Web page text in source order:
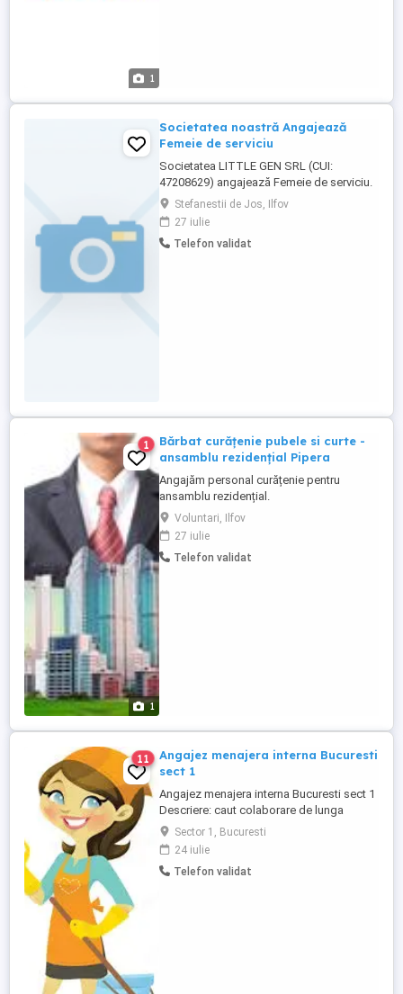
1
Societatea noastră Angajează
Femeie de serviciu
Societatea LITTLE GEN SRL (CUI:
47208629) angajează Femeie de serviciu.
Relații la numărul de telefon din anunț.
Stefanestii de Jos, Ilfov
27 iulie
Telefon validat
1
1
Bărbat curățenie pubele si curte -
ansamblu rezidențial Pipera
Angajăm personal curățenie pentru
ansamblu rezidențial.
Voluntari, Ilfov
27 iulie
Telefon validat
11
Angajez menajera interna Bucuresti
sect 1
Angajez menajera interna Bucuresti sect 1
Descriere: caut colaborare de lunga
durata cu o domna serioasa, pentru
menaj, la o familie de doua persoane si un
catel cu domiciliul in Bucuresti sect 1.
Cerinte: varsta intre 40-55 de ani, serioasa,
Sector 1, Bucuresti
24 iulie
Telefon validat